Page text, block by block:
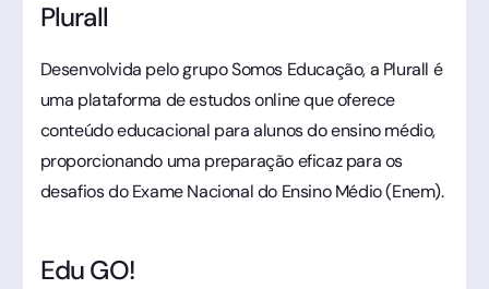
Plurall
Desenvolvida pelo grupo Somos Educação, a Plurall é
uma plataforma de estudos online que oferece
conteúdo educacional para alunos do ensino médio,
proporcionando uma preparação eficaz para os
desafios do Exame Nacional do Ensino Médio (Enem).
Edu GO!